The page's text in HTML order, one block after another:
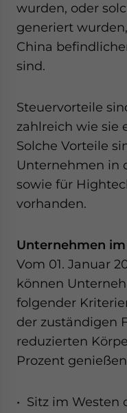
wurden, oder
generiert
China
sind.
Steuervorteile
zahlreich wie sie
Solche Vorteile
Unternehmen in
sowie für
vorhanden.
Unternehmen
Vom 01. Januar
können
folgender
der zuständigen
reduzierten
Prozent
• Sitz im Westen